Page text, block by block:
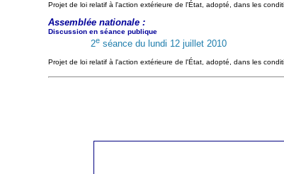
Projet de loi relatif à l'action extérieure de l'État, adopté, dans les
Assemblée nationale :
Discussion en séance publique
2e séance du lundi 12 juillet 2010
Projet de loi relatif à l'action extérieure de l'État, adopté, dans les